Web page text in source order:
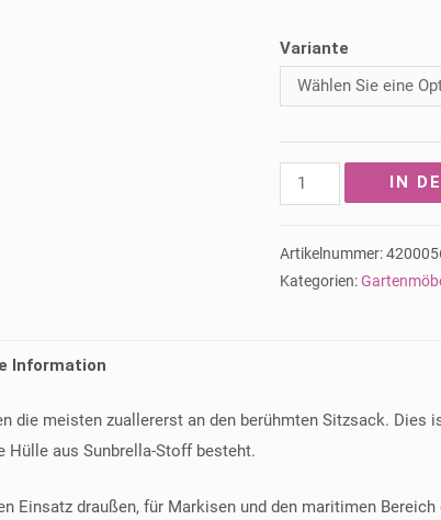
Variante
Outdoor-
Sitzsack
IN
Artikelnummer:
Kategorien:
Information
die meisten zuallererst an den berühmten Sitzsack. Dies
Hülle aus Sunbrella-Stoff besteht.
Einsatz draußen, für Markisen und den maritimen